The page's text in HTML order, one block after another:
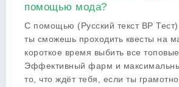
помощью мода?
С помощью (Русский текст ВР
ты сможешь проходить квесты на
короткое время выбить все
Эффективный фарм и
то, что ждёт тебя, если ты